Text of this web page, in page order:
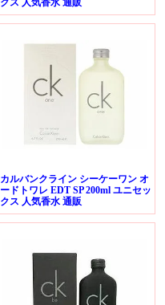
クス 人気香水 通販
カルバンクライン シーケーワン オ
ードトワレ EDT SP 200ml ユニセッ
クス 人気香水 通販